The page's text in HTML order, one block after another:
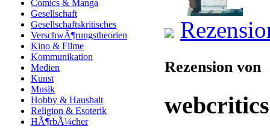
Comics & Manga
Gesellschaft
Gesellschaftskritisches
VerschwÃ¶rungstheorien
Kino & Filme
Kommunikation
Medien
Kunst
Musik
Hobby & Haushalt
Religion & Esoterik
HÃ¶rbÃ¼cher
Rezension von